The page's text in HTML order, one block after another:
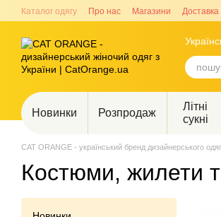
Перейти до основного контенту
Каталог одягу Про нас Магазини Доставка
Новинки Розпродаж
Літні
сукні
CAT ORANGE - український бренд дизайнерського
Костюми, жилети